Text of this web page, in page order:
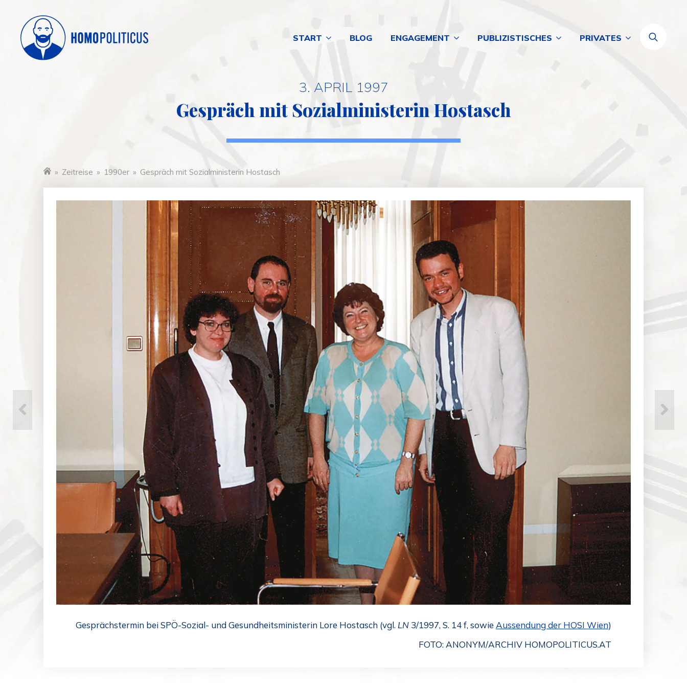
START BLOG ENGAGEMENT PUBLIZISTISCHES PRIVATES
3. APRIL 1997
Gespräch mit Sozialministerin Hostasch
» Zeitreise » 1990er » Gespräch mit Sozialministerin Hostasch
Gesprächstermin bei SPÖ-Sozial- und Gesundheitsministerin Lore Hostasch (vgl. LN 3/1997, S. 14 f, sowie Aussendung der HOSI Wien)
FOTO: ANONYM/ARCHIV HOMOPOLITICUS.AT